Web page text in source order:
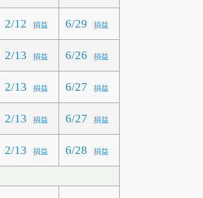
2/12 損益 6/29 損益
2/13 損益 6/26 損益
2/13 損益 6/27 損益
2/13 損益 6/27 損益
2/13 損益 6/28 損益